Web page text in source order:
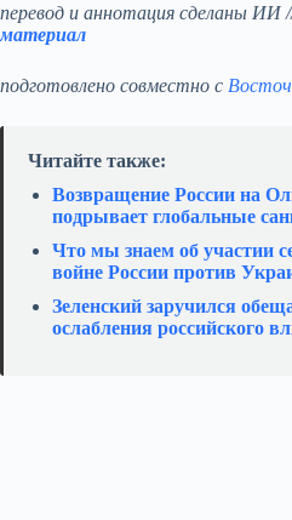
перевод и аннотация сделаны ИИ
материал
подготовлено совместно с
Читайте также:
Возвращение России на
подрывает глобальные
Что мы знаем об участии
войне России против
Зеленский заручился
ослабления российского